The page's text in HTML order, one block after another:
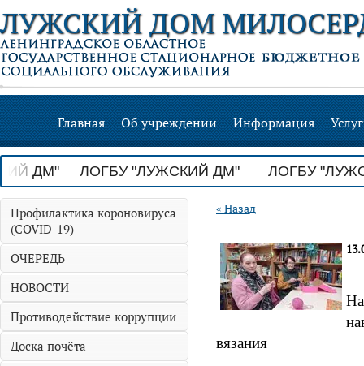
ЛУЖСКИЙ ДОМ
Главная Об учреждении Информация
ДМ" ЛОГБУ "ЛУЖСКИЙ ДМ" ЛОГБУ
Профилактика короновируса
(COVID-19)
ОЧЕРЕДЬ
НОВОСТИ
Противодействие коррупции
Доска почёта
« Назад
вязания